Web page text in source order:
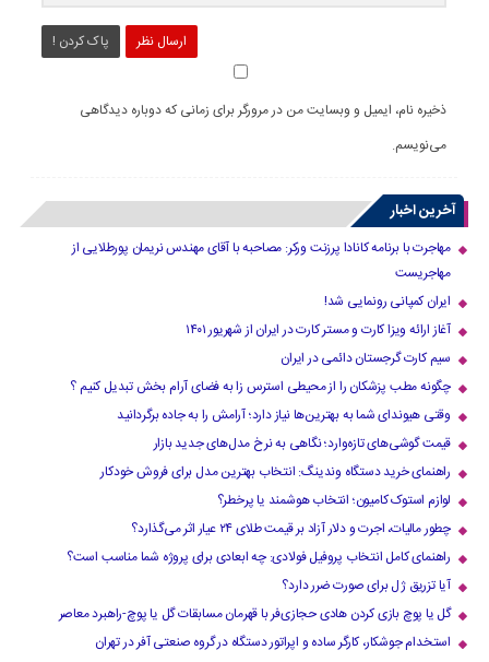
ارسال نظر پاک کردن !
ذخیره نام، ایمیل و وبسایت من در مرورگر برای زمانی که دوباره دیدگاهی
می‌نویسم.
آخرین اخبار
مهاجرت با برنامه کانادا پرزنت ورکر: مصاحبه با آقای مهندس نریمان پورطلایی از
مهاجریست
ایران کمپانی رونمایی شد!
آغاز ارائه ویزا کارت و مستر کارت در ایران از شهریور ۱۴۰۱
سیم کارت گرجستان دائمی در ایران
چگونه مطب پزشکان را از محیطی استرس زا به فضای آرام بخش تبدیل کنیم ؟
وقتی هیوندای شما به بهترین‌ها نیاز دارد؛ آرامش را به جاده برگردانید
قیمت گوشی‌های تازه‌وارد؛ نگاهی به نرخ مدل‌های جدید بازار
راهنمای خرید دستگاه وندینگ: انتخاب بهترین مدل برای فروش خودکار
لوازم استوک کامیون؛ انتخاب هوشمند یا پرخطر؟
چطور مالیات، اجرت و دلار آزاد بر قیمت طلای ۲۴ عیار اثر می‌گذارد؟
راهنمای کامل انتخاب پروفیل فولادی: چه ابعادی برای پروژه شما مناسب است؟
آیا تزریق ژل برای صورت ضرر دارد​؟
گل یا پوچ بازی کردن هادی حجازی‌فر با قهرمان مسابقات گل یا پوچ-راهبرد معاصر
استخدام جوشکار، کارگر ساده و اپراتور دستگاه در گروه صنعتی آفر در تهران